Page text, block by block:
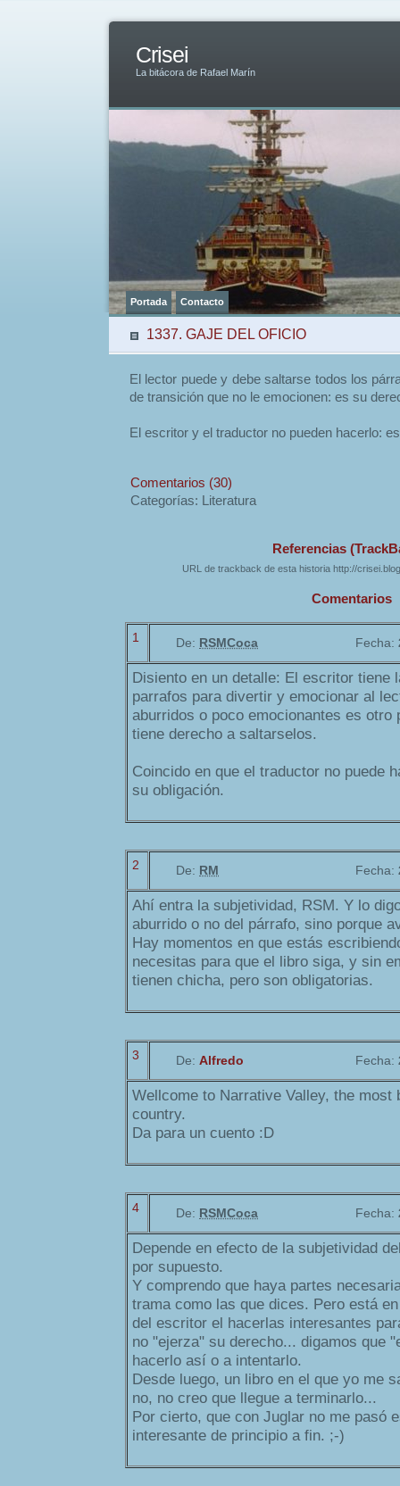
Crisei
La bitácora de Rafael Marín
Portada Contacto
1337. GAJE DEL OFICIO
El lector puede y debe saltarse todos los
de transición que no le emocionen: es su
El escritor y el traductor no pueden hacerlo:
Comentarios (30)
Categorías: Literatura
Referencias
URL de trackback de esta historia http://
Comentarios
1 De: RSMCoca Fecha:
Disiento en un detalle: El escritor tiene
parrafos para divertir y emocionar al
aburridos o poco emocionantes es otro
tiene derecho a saltarselos.
Coincido en que el traductor no puede
su obligación.
2 De: RM Fecha:
Ahí entra la subjetividad, RSM. Y lo
aburrido o no del párrafo, sino porque
Hay momentos en que estás
necesitas para que el libro siga, y sin
tienen chicha, pero son obligatorias.
3 De: Alfredo Fecha:
Wellcome to Narrative Valley, the most
country.
Da para un cuento :D
4 De: RSMCoca Fecha:
Depende en efecto de la subjetividad
por supuesto.
Y comprendo que haya partes
trama como las que dices. Pero está
del escritor el hacerlas interesantes
no "ejerza" su derecho... digamos que
hacerlo así o a intentarlo.
Desde luego, un libro en el que yo me
no, no creo que llegue a terminarlo...
Por cierto, que con Juglar no me pasó
interesante de principio a fin. ;-)